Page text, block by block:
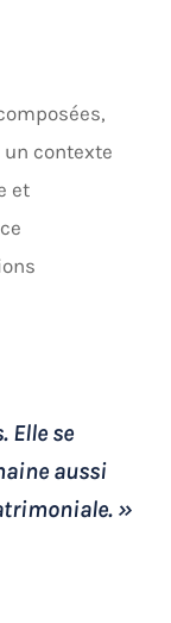
contexte
et
Elle se
aussi
»